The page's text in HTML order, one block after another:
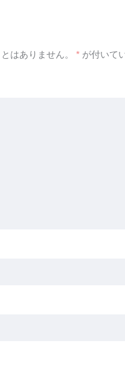
はありません。 * が付いて